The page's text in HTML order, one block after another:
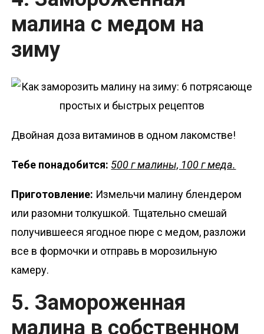
малина с медом на
зиму
Двойная доза витаминов в одном лакомстве!
Тебе понадобится: 500 г малины, 100 г меда.
Приготовление: Измельчи малину блендером
или разомни толкушкой. Тщательно смешай
получившееся ягодное пюре с медом, разложи
все в формочки и отправь в морозильную
камеру.
5. Замороженная
малина в собственном